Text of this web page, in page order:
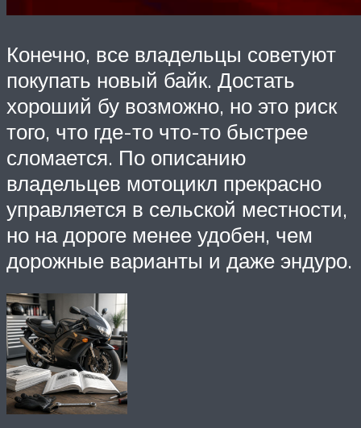
Конечно, все владельцы советуют
покупать новый байк. Достать
хороший бу возможно, но это риск
того, что где-то что-то быстрее
сломается. По описанию
владельцев мотоцикл прекрасно
управляется в сельской местности,
но на дороге менее удобен, чем
дорожные варианты и даже эндуро.